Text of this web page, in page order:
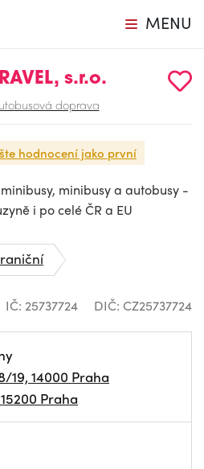
MENU
s.r.o.
doprava
hodnocení jako první
minibusy a autobusy -
i po celé ČR a EU
IČ: 25737724 DIČ: CZ25737724
19, 14000 Praha
Praha